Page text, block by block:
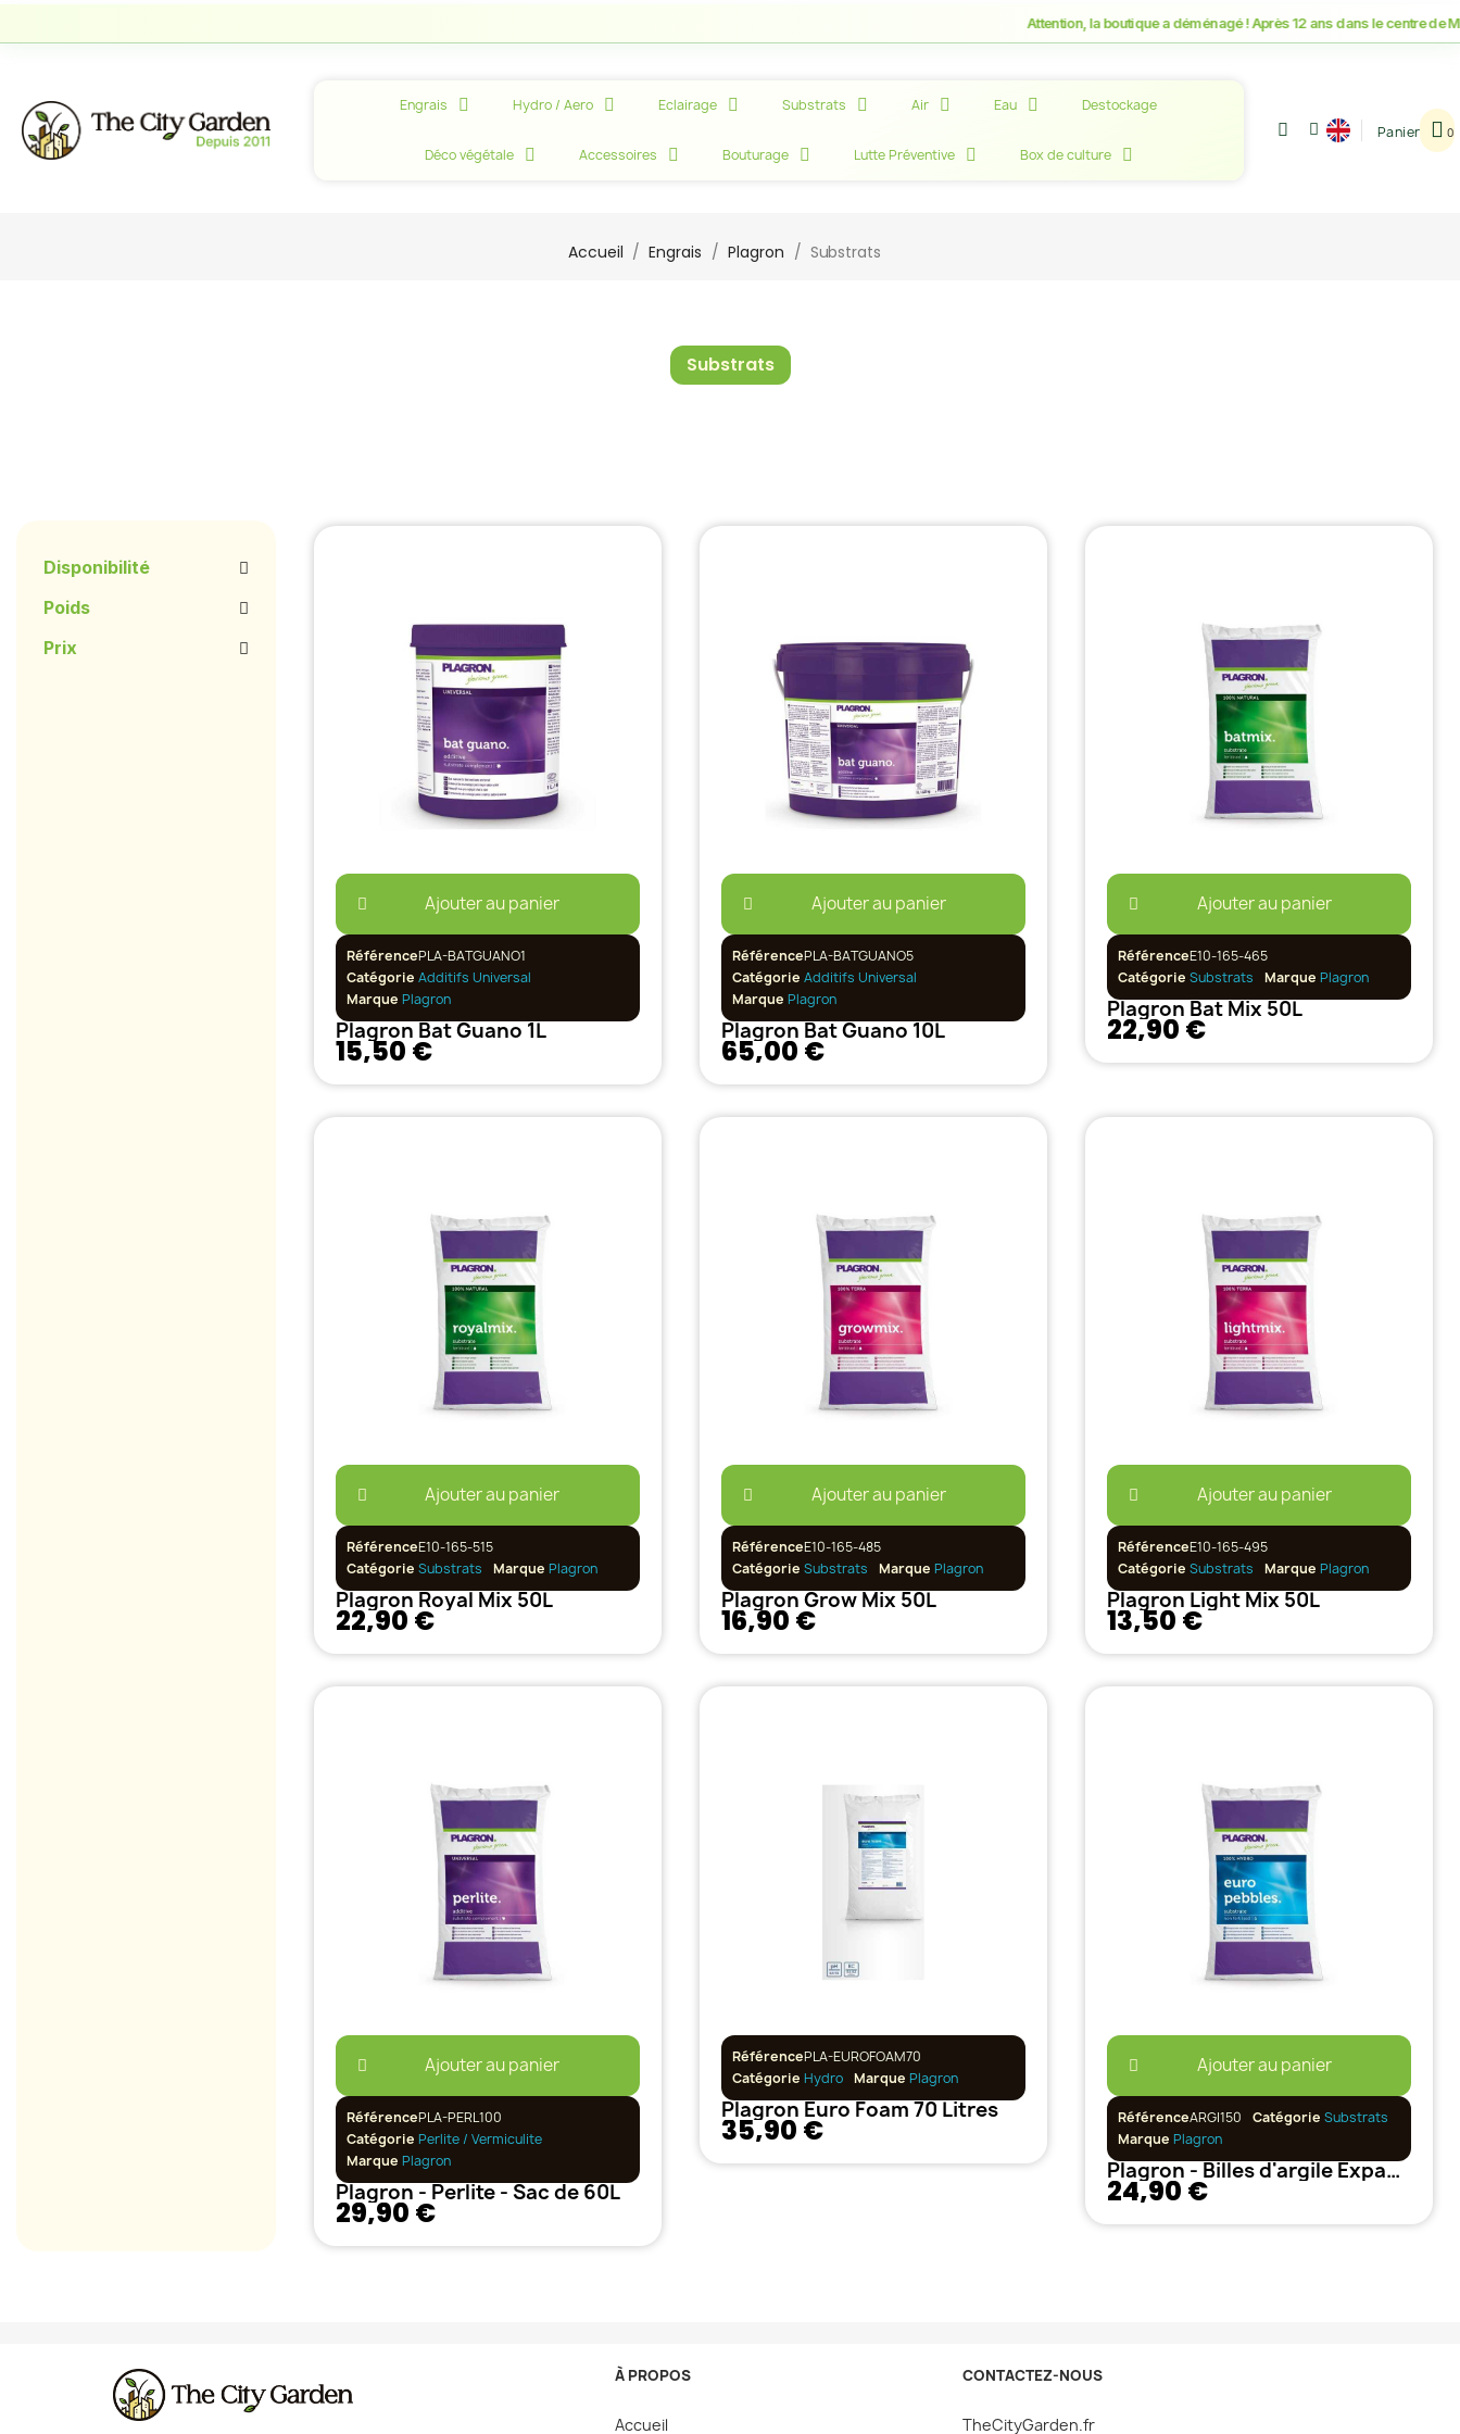
Attention, la boutique a déménagé ! Après 12 ans dans le centre de
Engrais Hydro / Aero Eclairage Substrats Air Eau Destockage
Déco végétale Accessoires Bouturage Lutte Préventive Box de culture
Panier
Accueil Engrais Plagron Substrats
Substrats
Disponibilité
Poids
Prix
Ajouter au panier
RéférencePLA-BATGUANO1
Catégorie Additifs Universal
Marque Plagron
Plagron Bat Guano 1L
15,50 €
Ajouter au panier
RéférencePLA-BATGUANO5
CatégorieAdditifs Universal
Marque Plagron
Plagron Bat Guano 10L
65,00 €
Ajouter au panier
RéférenceE10-165-465
CatégorieSubstrats Marque Plagron
Plagron Bat Mix 50L
22,90 €
Ajouter au panier
RéférenceE10-165-515
Catégorie Substrats Marque Plagron
Plagron Royal Mix 50L
22,90 €
Ajouter au panier
RéférenceE10-165-485
CatégorieSubstrats Marque Plagron
Plagron Grow Mix 50L
16,90 €
Ajouter au panier
RéférenceE10-165-495
CatégorieSubstrats Marque Plagron
Plagron Light Mix 50L
13,50 €
Ajouter au panier
RéférencePLA-PERL100
Catégorie Perlite / Vermiculite
Marque Plagron
Plagron - Perlite - Sac de 60L
29,90 €
RéférencePLA-EUROFOAM70
CatégorieHydro Marque Plagron
Plagron Euro Foam 70 Litres
35,90 €
Ajouter au panier
RéférenceARGI150 CatégorieSubstrats
Marque Plagron
Plagron - Billes d'argile Expansée - 45L 8/16
24,90 €
À PROPOS
Accueil
CONTACTEZ-NOUS
TheCityGarden.fr